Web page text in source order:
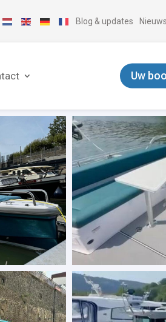
Blog & updates Nieuws
Uw